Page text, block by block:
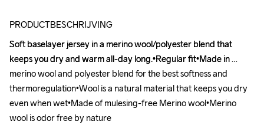
PRODUCTBESCHRIJVING
Soft baselayer jersey in a merino wool/polyester blend that
keeps you dry and warm all-day long.•Regular fit•Made in
merino wool and polyester blend for the best softness and
thermoregulation•Wool is a natural material that keeps you dry
even when wet•Made of mulesing-free Merino wool•Merino
wool is odor free by nature
Soft baselayer jersey in a merino wool/polyester blend that
keeps you dry and warm all-day long.•Regular fit•Made in
merino wool and polyester blend for the best softness and
thermoregulation•Wool is a natural material that keeps you dry
even when wet•Made of mulesing-free Merino wool•Merino
wool is odor free by nature